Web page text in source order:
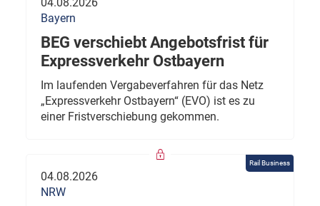
Bayern
BEG verschiebt Angebotsfrist für
Expressverkehr Ostbayern
Im laufenden Vergabeverfahren für das Netz
„Expressverkehr Ostbayern“ (EVO) ist es zu
einer Fristverschiebung gekommen.
Rail Business
04.08.2026
NRW